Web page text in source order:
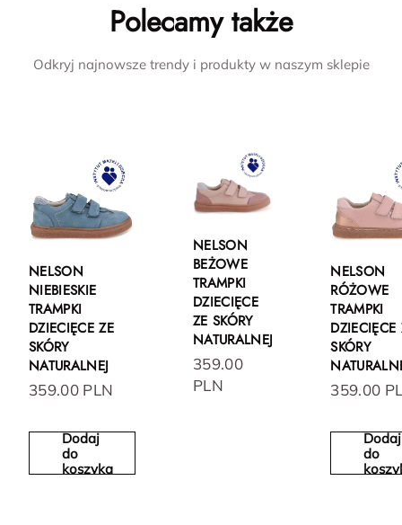
Polecamy także
Odkryj najnowsze trendy i produkty w naszym sklepie
NELSON
NIEBIESKIE
TRAMPKI
DZIECIĘCE ZE
SKÓRY
NATURALNEJ
359.00 PLN
Dodaj
do
koszyka
NELSON
BEŻOWE
TRAMPKI
DZIECIĘCE
ZE SKÓRY
NATURALNEJ
359.00
PLN
NELSON
RÓŻOWE
TRAMPKI
DZIECIĘCE
SKÓRY
359.00
Dodaj
do